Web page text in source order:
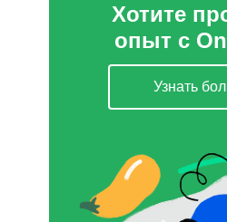
Хотите
опыт с
Узнать